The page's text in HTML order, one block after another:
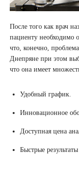
После того как врач
пациенту необходимо
что, конечно,
Днепряне при этом
что она имеет
Удобный график.
Инновационное
Доступная цена
Быстрые